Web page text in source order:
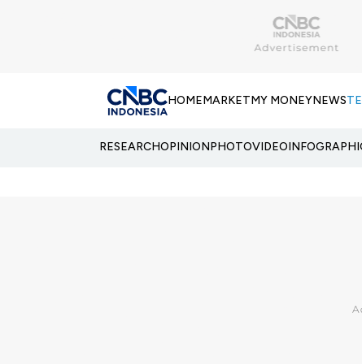
HOMEMARKETMY MONEYNEWS
RESEARCHOPINIONPHOTOVIDEO